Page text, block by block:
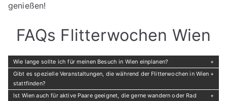
genießen!
FAQs Flitterwochen Wien
Wie lange sollte ich für meinen Besuch in Wien einplanen?
Gibt es spezielle Veranstaltungen, die während der Flitterwochen in Wien
stattfinden?
Ist Wien auch für aktive Paare geeignet, die gerne wandern oder Rad